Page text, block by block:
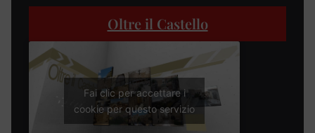
Oltre il Castello
Fai clic per accettare i
cookie per questo servizio